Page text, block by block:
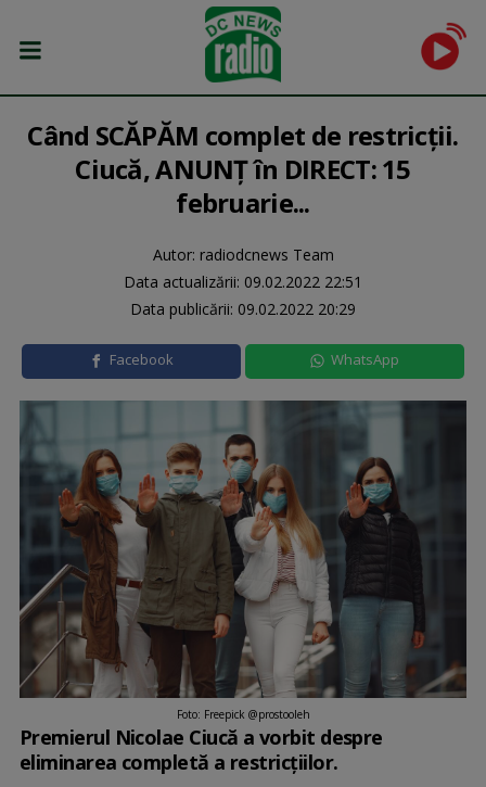
Când SCĂPĂM complet de restricții.
Ciucă, ANUNȚ în DIRECT: 15
februarie...
Autor: radiodcnews Team
Data actualizării: 09.02.2022 22:51
Data publicării: 09.02.2022 20:29
Facebook WhatsApp
Foto: Freepick @prostooleh
Premierul Nicolae Ciucă a vorbit despre
eliminarea completă a restricțiilor.